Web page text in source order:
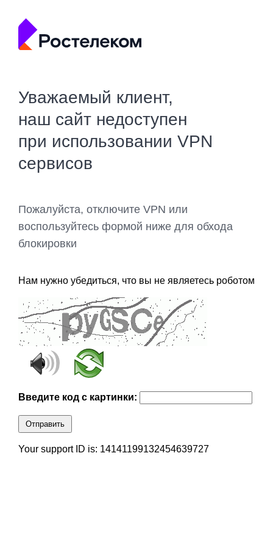
Уважаемый клиент,
наш сайт недоступен
при использовании VPN
сервисов
Пожалуйста, отключите VPN или
воспользуйтесь формой ниже для обхода
блокировки
Нам нужно убедиться, что вы не являетесь роботом
Введите код с картинки:
Отправить
Your support ID is: 14141199132454639727